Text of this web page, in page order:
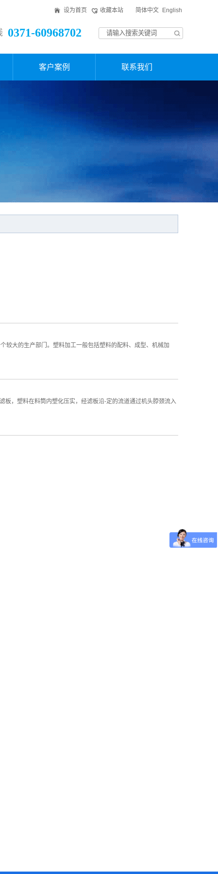
设为首页 收藏本站 简体中文 English
0371-60968702
客户案例 联系我们
大的生产部门。塑料加工一般包括塑料的配料、成型、机械加
，塑料在料筒内塑化压实，经滤板沿-定的流道通过机头脖颈流入